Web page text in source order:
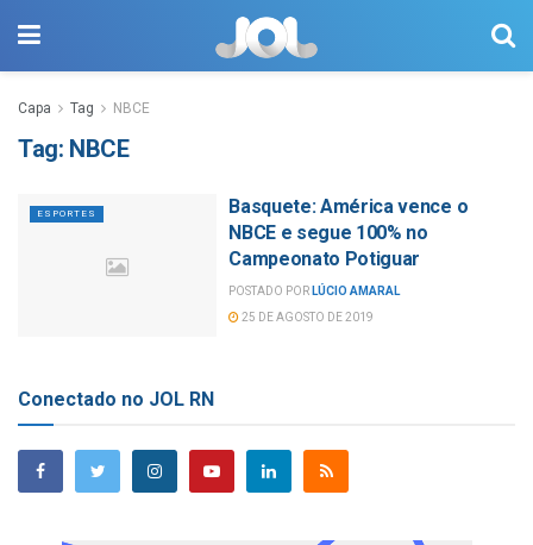
Capa Tag NBCE
Tag: NBCE
ESPORTES
Basquete: América vence o
NBCE e segue 100% no
Campeonato Potiguar
POSTADO POR LÚCIO AMARAL
25 DE AGOSTO DE 2019
Conectado no JOL RN